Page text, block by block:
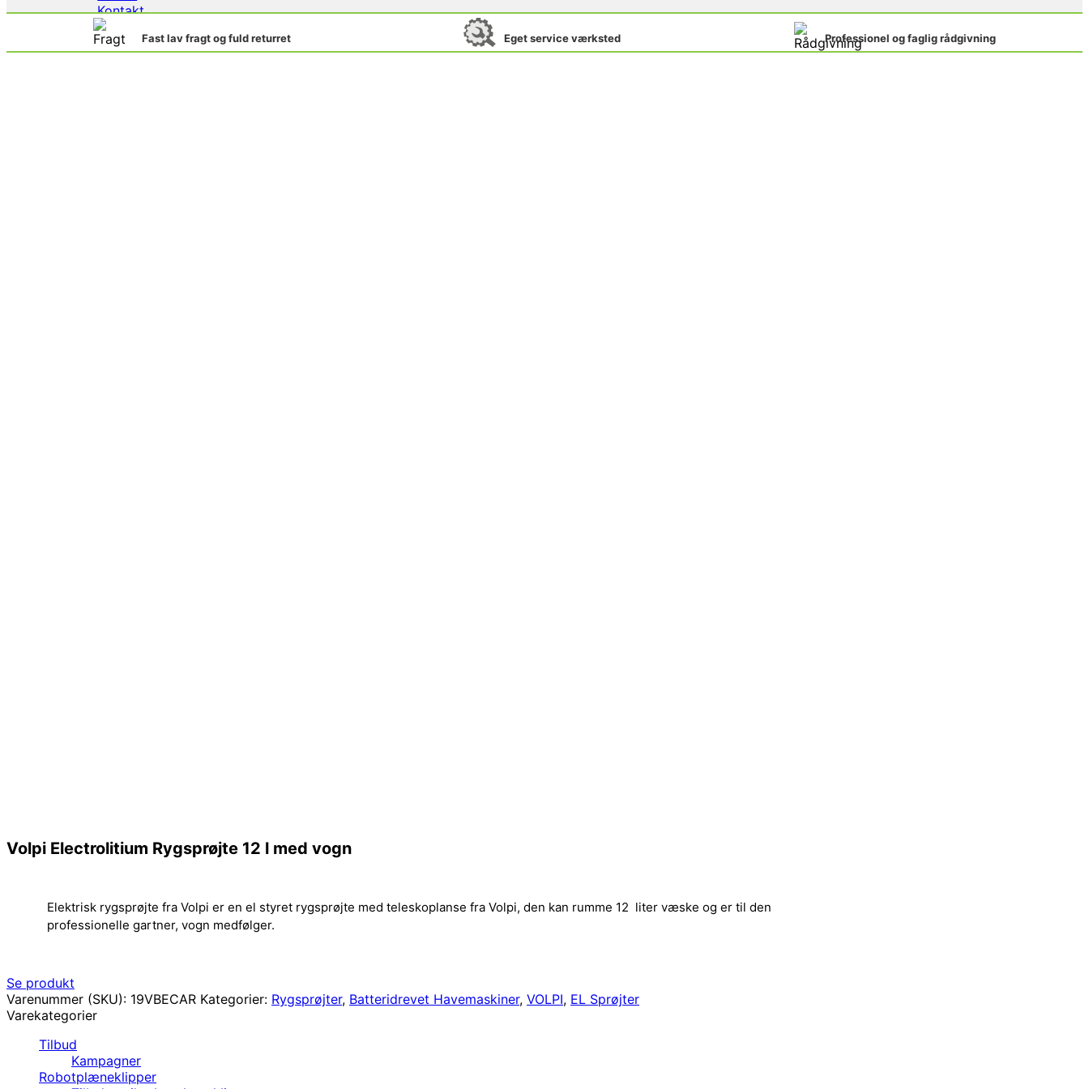
Kontakt
Fast lav fragt og fuld returret
Fast lav fragt og fuld returret Eget service værksted Professionel og faglig rådgivning
Volpi Electrolitium Rygsprøjte 12 l med vogn
Elektrisk rygsprøjte fra Volpi er en el styret rygsprøjte med teleskoplanse fra Volpi, den kan rumme 12 liter væske og er til den
professionelle gartner, vogn medfølger.
Se produkt
Varenummer (SKU): 19VBECAR Kategorier: Rygsprøjter, Batteridrevet Havemaskiner, VOLPI, EL Sprøjter
Varekategorier
Tilbud
Kampagner
Robotplæneklipper